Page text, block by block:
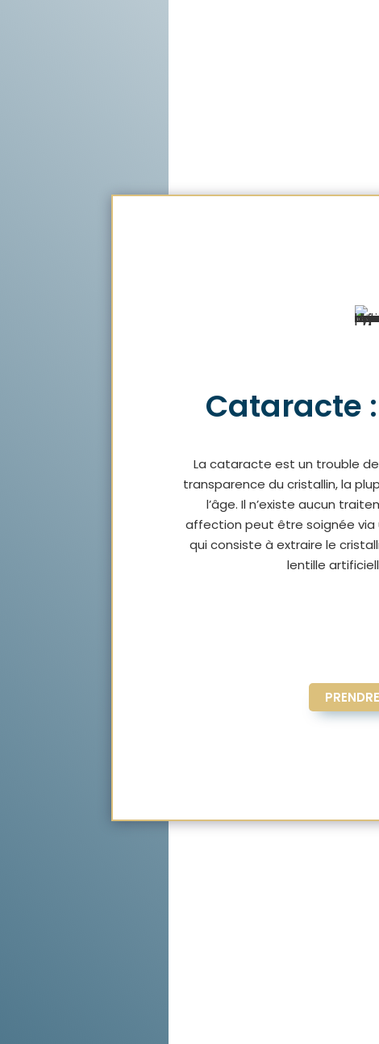
Cataracte
La cataracte est un trouble
transparence du cristallin, la
l’âge. Il n’existe aucun
affection peut être soignée via
qui consiste à extraire le
lentille